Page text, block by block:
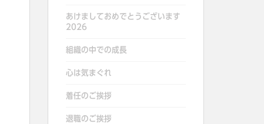
あけましておめでとうございます
2026
組織の中での成長
心は気まぐれ
着任のご挨拶
退職のご挨拶